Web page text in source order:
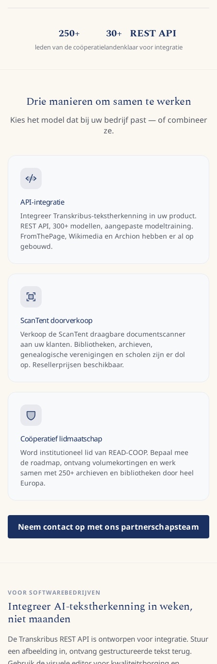
250+
leden van de coöperatie
30+
landen
REST API
klaar voor integratie
Drie manieren om samen te werken
Kies het model dat bij uw bedrijf past — of combineer
ze.
API-integratie
Integreer Transkribus-tekstherkenning in uw product.
REST API, 300+ modellen, aangepaste modeltraining.
FromThePage, Wikimedia en Archion hebben er al op
gebouwd.
ScanTent doorverkoop
Verkoop de ScanTent draagbare documentscanner
aan uw klanten. Bibliotheken, archieven,
genealogische verenigingen en scholen zijn er dol
op. Resellerprijs­en beschikbaar.
Coöperatief lidmaatschap
Word institutioneel lid van READ-COOP. Bepaal mee
de roadmap, ontvang volumekortingen en werk
samen met 250+ archieven en bibliotheken door heel
Europa.
Neem contact op met ons partnerschapsteam
VOOR SOFTWAREBEDRIJVEN
Integreer AI-tekstherkenning in weken,
niet maanden
De Transkribus REST API is ontworpen voor integratie. Stuur
een afbeelding in, ontvang gestructureerde tekst terug.